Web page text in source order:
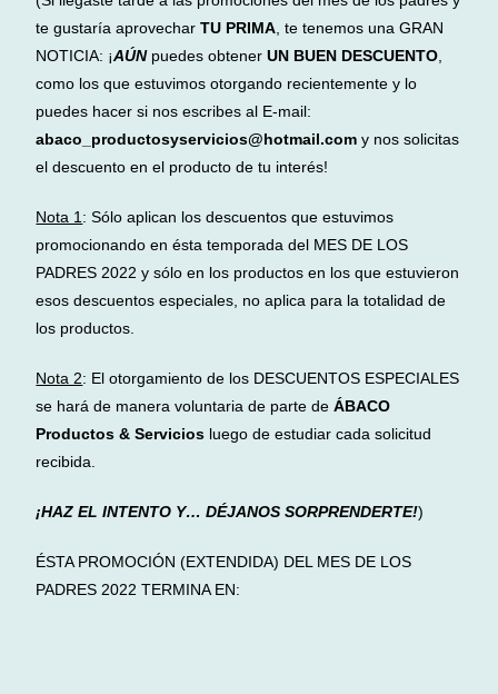
te gustaría aprovecharTU PRIMA , te tenemos una GRAN
NOTICIA: ¡AÚNpuedes obtenerUN BUEN DESCUENTO
como los que estuvimos otorgando recientemente y lo
puedes hacer si nos escribes al E-mail:
abaco_productosyservicios@hotmail.com y nos solicitas
el descuento en el producto de tu interés!
Nota 1 : Sólo aplican los descuentos que estuvimos
promocionando en ésta temporada del MES DE LOS
PADRES 2022 y sólo en los productos en los que estuvieron
esos descuentos especiales, no aplica para la totalidad de
los productos.
Nota 2: El otorgamiento de los DESCUENTOS ESPECIALES
se hará de manera voluntaria de parte deÁBACO
Productos & Servicios luego de estudiar cada solicitud
recibida.
¡HAZ EL INTENTO Y… DÉJANOS SORPRENDERTE!)
ÉSTA PROMOCIÓN (EXTENDIDA) DEL MES DE LOS
PADRES 2022 TERMINA EN: